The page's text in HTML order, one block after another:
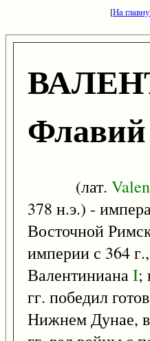
[На
Флавий
(лат.
378 н.э.) -
Восточной
империи с 364
ВалентинианаI;
гг. победил
Нижнем Дунае,